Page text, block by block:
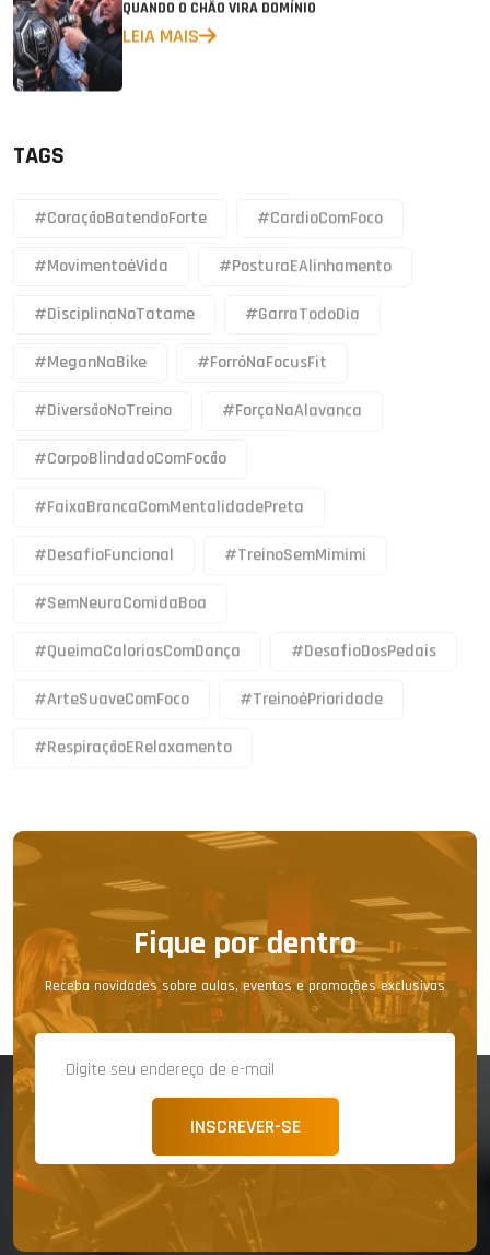
QUANDO O CHÃO VIRA DOMÍNIO
LEIA MAIS
TAGS
#CoraçãoBatendoForte #CardioComFoco
#MovimentoéVida #PosturaEAlinhamento
#DisciplinaNoTatame #GarraTodoDia
#MeganNaBike #ForróNaFocusFit
#DiversãoNoTreino #ForçaNaAlavanca
#CorpoBlindadoComFocão
#FaixaBrancaComMentalidadePreta
#DesafioFuncional #TreinoSemMimimi
#SemNeuraComidaBoa
#QueimaCaloriasComDança #DesafioDosPedais
#ArteSuaveComFoco #TreinoéPrioridade
#RespiraçãoERelaxamento
Fique por dentro
Receba novidades sobre aulas, eventos e promoções exclusivas
INSCREVER-SE